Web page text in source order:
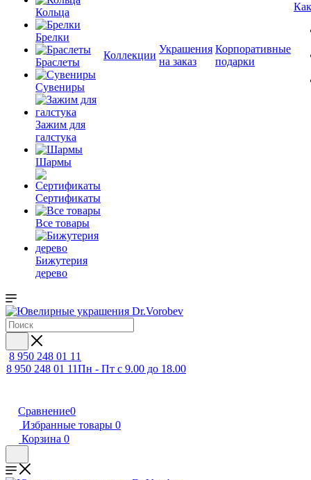
Кольца
Брелки
Браслеты
Сувениры
Зажим для
галстука
Шармы
Сертификаты
Все товары
Бижутерия
дерево
Коллекции
Украшения
на заказ
Корпоративные
подарки
8 950 248 01 11
8 950 248 01 11Пн - Пт с 9.00 до 18.00
Сравнение0
Избранные товары 0
Корзина 0